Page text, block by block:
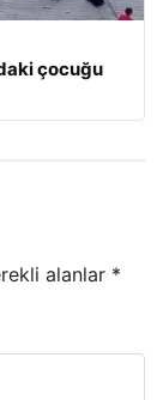
çocuğu
alanlar *